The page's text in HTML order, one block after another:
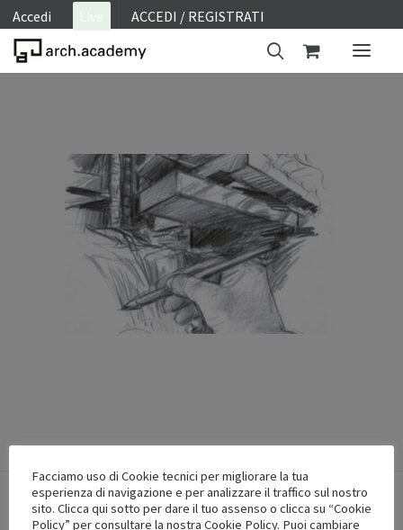
Accedi Live ACCEDI / REGISTRATI
E-LEARNING
FAQ
CONTATTI
ACCOUNT
Facciamo uso di Cookie tecnici per migliorare la tua
esperienza di navigazione e per analizzare il traffico sul nostro
sito. Clicca qui sotto per dare il tuo assenso o clicca su “Cookie
Policy” per consultare la nostra Cookie Policy. Puoi cambiare